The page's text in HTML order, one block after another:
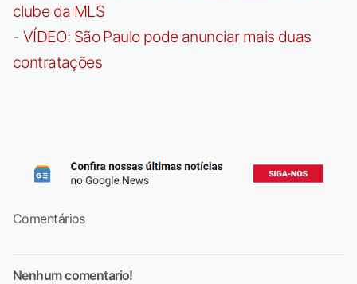
clube da MLS
- VÍDEO: São Paulo pode anunciar mais duas
contratações
Comentários
Nenhum comentario!